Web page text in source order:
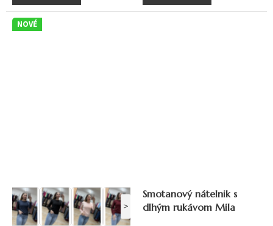
NOVÉ
>
Smotanový nátelnik s
dlhým rukávom Mila